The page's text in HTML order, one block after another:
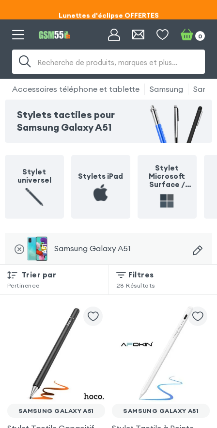
Code ECLIPSE55
Code ECLIPSE55
Recherche de produits, marques et plus…
0
Accessoires téléphone et tablette Samsung
Stylets tactiles pour
Samsung Galaxy A51
Stylet
universel
Stylets iPad
Stylet
Microsoft
Surface /
Surface Pro
Samsung Galaxy A51
Trier par
Pertinence
Filtres
28 Résultats
SAMSUNG GALAXY A51 SAMSUNG GALAXY A51